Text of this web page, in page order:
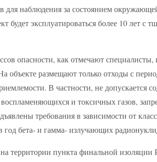
для наблюдения за состоянием
будет эксплуатироваться более 10 лет с
опасности, как отмечают
объекте размещают только отходы с
В частности, не допускается
и токсичных газов,
требования в зависимости от
год бета- и гамма- излучающих